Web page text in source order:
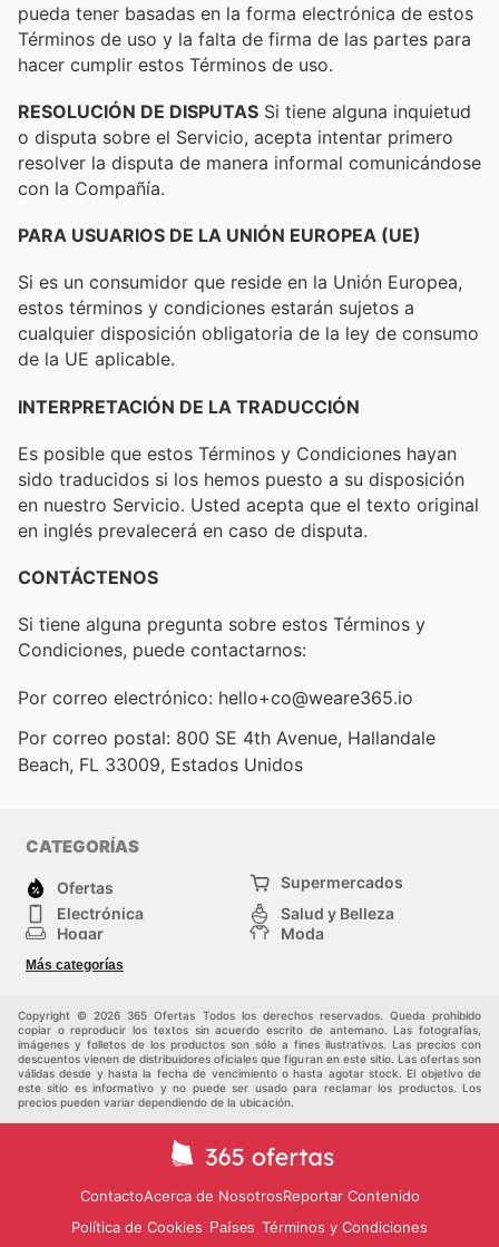
pueda tener basadas en la forma electrónica de estos
Términos de uso y la falta de firma de las partes para
hacer cumplir estos Términos de uso.
RESOLUCIÓN DE DISPUTAS Si tiene alguna inquietud
o disputa sobre el Servicio, acepta intentar primero
resolver la disputa de manera informal comunicándose
con la Compañía.
PARA USUARIOS DE LA UNIÓN EUROPEA (UE)
Si es un consumidor que reside en la Unión Europea,
estos términos y condiciones estarán sujetos a
cualquier disposición obligatoria de la ley de consumo
de la UE aplicable.
INTERPRETACIÓN DE LA TRADUCCIÓN
Es posible que estos Términos y Condiciones hayan
sido traducidos si los hemos puesto a su disposición
en nuestro Servicio. Usted acepta que el texto original
en inglés prevalecerá en caso de disputa.
CONTÁCTENOS
Si tiene alguna pregunta sobre estos Términos y
Condiciones, puede contactarnos:
Por correo electrónico: hello+co@weare365.io
Por correo postal: 800 SE 4th Avenue, Hallandale
Beach, FL 33009, Estados Unidos
CATEGORÍAS
Ofertas
Supermercados
Electrónica
Salud y Belleza
Hogar
Moda
Herramientas y jardinería
Infancia
Más categorías
Copyright © 2026 365 Ofertas Todos los derechos reservados. Queda prohibido
copiar o reproducir los textos sin acuerdo escrito de antemano. Las fotografías,
imágenes y folletos de los productos son sólo a fines ilustrativos. Las precios con
descuentos vienen de distribuidores oficiales que figuran en este sitio. Las ofertas son
válidas desde y hasta la fecha de vencimiento o hasta agotar stock. El objetivo de
este sitio es informativo y no puede ser usado para reclamar los productos. Los
precios pueden variar dependiendo de la ubicación.
ContactoAcerca de NosotrosReportar Contenido
Política de Cookies Países Términos y Condiciones